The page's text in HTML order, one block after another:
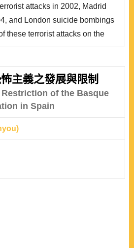
attacks in 2002, Madrid
and London suicide bombings
these terrorist attacks on the
are readily recalled due to
are the “final products” of a whole
by international terrorism. If
主義之發展與限制
of the Basque
in Spain